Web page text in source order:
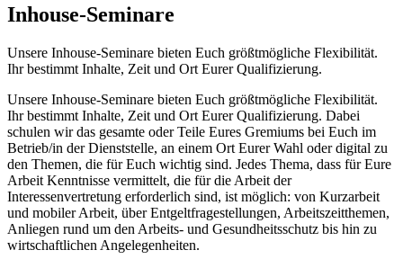
Inhouse-Seminare
Unsere Inhouse-Seminare bieten Euch größtmögliche Flexibilität.
Ihr bestimmt Inhalte, Zeit und Ort Eurer Qualifizierung.
Unsere Inhouse-Seminare bieten Euch größtmögliche Flexibilität.
Ihr bestimmt Inhalte, Zeit und Ort Eurer Qualifizierung. Dabei
schulen wir das gesamte oder Teile Eures Gremiums bei Euch im
Betrieb/in der Dienststelle, an einem Ort Eurer Wahl oder digital zu
den Themen, die für Euch wichtig sind. Jedes Thema, dass für Eure
Arbeit Kenntnisse vermittelt, die für die Arbeit der
Interessenvertretung erforderlich sind, ist möglich: von Kurzarbeit
und mobiler Arbeit, über Entgeltfragestellungen, Arbeitszeitthemen,
Anliegen rund um den Arbeits- und Gesundheitsschutz bis hin zu
wirtschaftlichen Angelegenheiten.